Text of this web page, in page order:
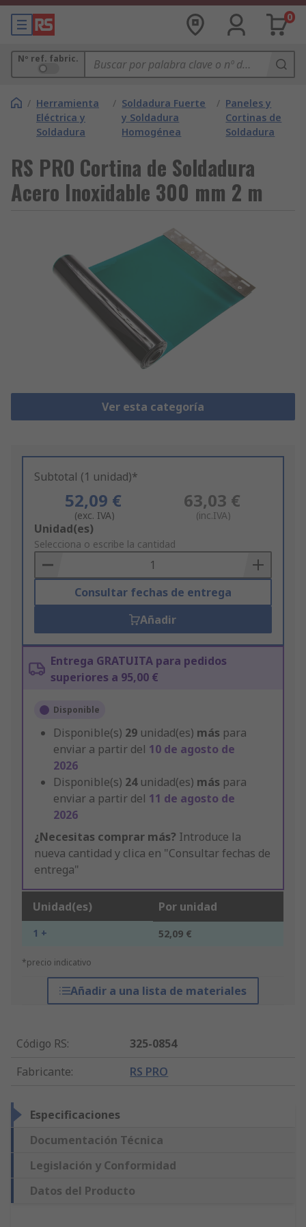
0
Nº ref. fabric.
/ Herramienta
Eléctrica y
Soldadura
/ Soldadura Fuerte
y Soldadura
Homogénea
/ Paneles y
Cortinas de
Soldadura
RS PRO Cortina de Soldadura
Acero Inoxidable 300 mm 2 m
Ver esta categoría
Subtotal (1 unidad)*
52,09 €
(exc. IVA)
63,03 €
(inc.IVA)
Add
to
Basket
Unidad(es)
Selecciona o escribe la cantidad
Consultar fechas de entrega
Añadir
Entrega GRATUITA para pedidos
superiores a 95,00 €
Disponible
Disponible(s) 29 unidad(es) más para
enviar a partir del 10 de agosto de
2026
Disponible(s) 24 unidad(es) más para
enviar a partir del 11 de agosto de
2026
¿Necesitas comprar más? Introduce la
nueva cantidad y clica en "Consultar fechas de
entrega"
Unidad(es) Por unidad
1 + 52,09 €
*precio indicativo
Añadir a una lista de materiales
Código RS:
325-0854
Fabricante: RS PRO
Especificaciones
Documentación Técnica
Legislación y Conformidad
Datos del Producto